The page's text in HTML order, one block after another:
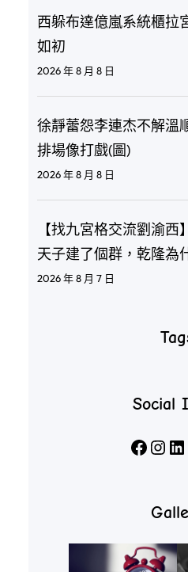
西躲布達億嵐系統櫃拉
如初
2026 年 8 月 8 日
徐靜蕾怨李連杰不解溫
排場像打戲(圖)
2026 年 8 月 8 日
【找九宮格交流劉渝西
天子建了個群，乾隆為
2026 年 8 月 7 日
Social
Facebook Instagram LinkedIn